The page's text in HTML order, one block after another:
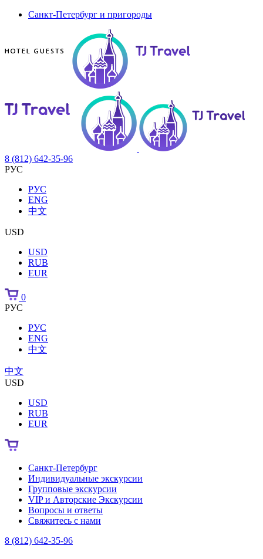
Санкт-Петербург и пригороды
8 (812) 642-35-96
РУС
РУС
ENG
中文
USD
USD
RUB
EUR
0
РУС
РУС
ENG
中文
中文
USD
USD
RUB
EUR
Санкт-Петербург
Индивидуальные экскурсии
Групповые экскурсии
VIP и Авторские Экскурсии
Вопросы и ответы
Свяжитесь с нами
8 (812) 642-35-96